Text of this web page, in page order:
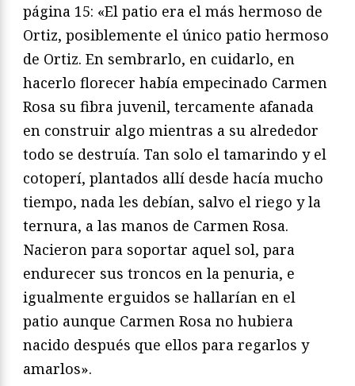
página 15: «El patio era el más hermoso de
Ortiz, posiblemente el único patio hermoso
de Ortiz. En sembrarlo, en cuidarlo, en
hacerlo florecer había empecinado Carmen
Rosa su fibra juvenil, tercamente afanada
en construir algo mientras a su alrededor
todo se destruía. Tan solo el tamarindo y el
cotoperí, plantados allí desde hacía mucho
tiempo, nada les debían, salvo el riego y la
ternura, a las manos de Carmen Rosa.
Nacieron para soportar aquel sol, para
endurecer sus troncos en la penuria, e
igualmente erguidos se hallarían en el
patio aunque Carmen Rosa no hubiera
nacido después que ellos para regarlos y
amarlos».